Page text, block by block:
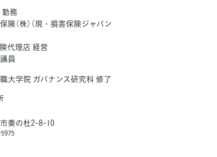
勤務
険（株）（現・損害保険ジャパン
代理店 経営
員
大学院 ガバナンス研究科 修了
奏の杜2-8-10